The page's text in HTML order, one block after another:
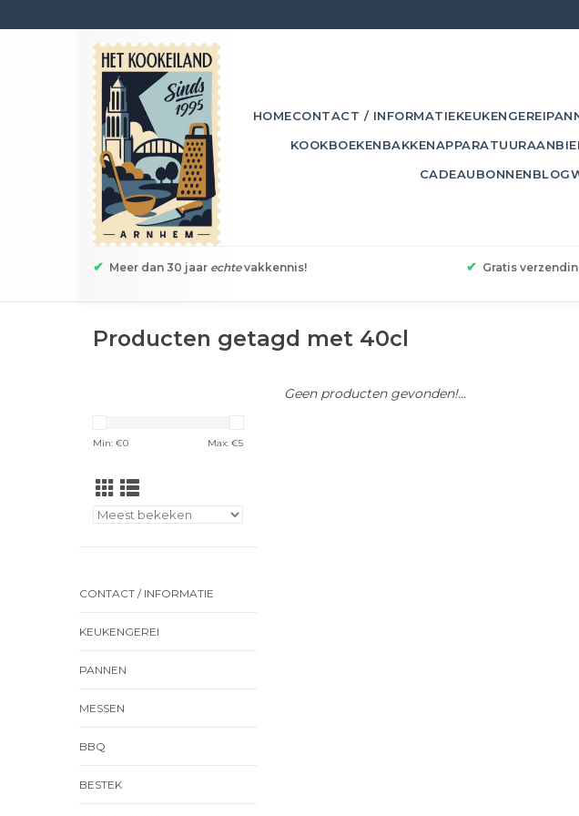
HOMECONTACT / INFORMATIEKEUKENGEREI
KOOKBOEKENBAKKENAPPARATUUR
CADEAUBONNENBLOG
✔ Meer dan 30 jaar echtevakkennis! ✔ Gratis
Producten getagd met 40cl
Min: €0 Max: €5
CONTACT / INFORMATIE
KEUKENGEREI
PANNEN
MESSEN
BBQ
BESTEK
Geen producten gevonden!...